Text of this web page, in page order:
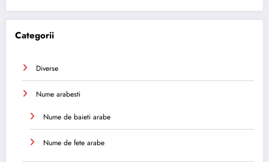
Categorii
Diverse
Nume arabesti
Nume de baieti arabe
Nume de fete arabe